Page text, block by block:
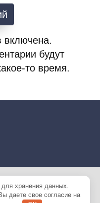
включена.
будут
то время.
хранения данных.
даете свое согласие на